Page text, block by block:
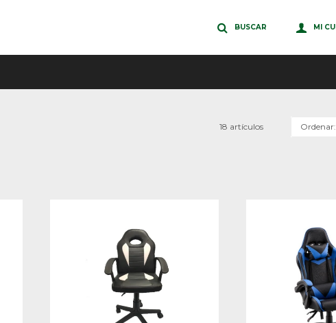
18 artículos